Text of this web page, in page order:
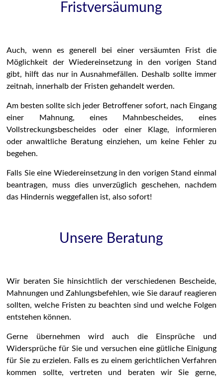
Fristversäumung
Auch, wenn es generell bei einer versäumten Frist die
Möglichkeit der Wiedereinsetzung in den vorigen Stand
gibt, hilft das nur in Ausnahmefällen. Deshalb sollte immer
zeitnah, innerhalb der Fristen gehandelt werden.
Am besten sollte sich jeder Betroffener sofort, nach Eingang
einer Mahnung, eines Mahnbescheides, eines
Vollstreckungsbescheides oder einer Klage, informieren
oder anwaltliche Beratung einziehen, um keine Fehler zu
begehen.
Falls Sie eine Wiedereinsetzung in den vorigen Stand einmal
beantragen, muss dies unverzüglich geschehen, nachdem
das Hindernis weggefallen ist, also sofort!
Unsere Beratung
Wir beraten Sie hinsichtlich der verschiedenen Bescheide,
Mahnungen und Zahlungsbefehlen, wie Sie darauf reagieren
sollten, welche Fristen zu beachten sind und welche Folgen
entstehen können.
Gerne übernehmen wird auch die Einsprüche und
Widersprüche für Sie und versuchen eine gütliche Einigung
für Sie zu erzielen. Falls es zu einem gerichtlichen Verfahren
kommen sollte, vertreten und beraten wir Sie gerne,